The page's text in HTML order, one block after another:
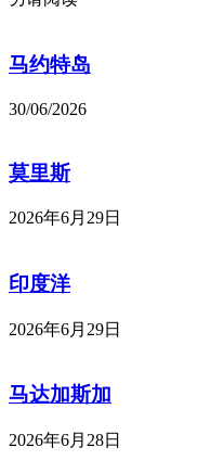
马约特岛
30/06/2026
莫里斯
2026年6月29日
印度洋
2026年6月29日
马达加斯加
2026年6月28日